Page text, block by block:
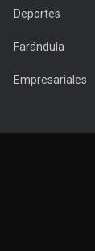
Deportes
Farándula
Empresariales